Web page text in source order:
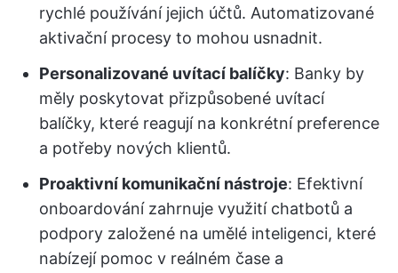
rychlé používání jejich účtů. Automatizované
aktivační procesy to mohou usnadnit.
Personalizované uvítací balíčky: Banky by
měly poskytovat přizpůsobené uvítací
balíčky, které reagují na konkrétní preference
a potřeby nových klientů.
Proaktivní komunikační nástroje: Efektivní
onboardování zahrnuje využití chatbotů a
podpory založené na umělé inteligenci, které
nabízejí pomoc v reálném čase a